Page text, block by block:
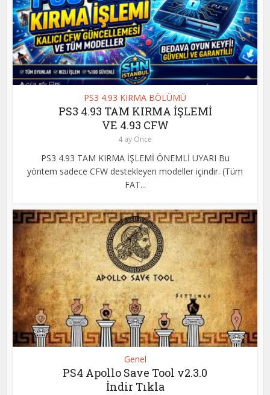
PS3 4.93 KIRMA BÖLÜMÜ
PS3 4.93 TAM KIRMA İŞLEMİ
VE 4.93 CFW
4 ay Önce
PS3 4.93 TAM KIRMA İŞLEMİ ÖNEMLİ UYARI Bu
yöntem sadece CFW destekleyen modeller içindir. (Tüm
FAT...
Genel
PS4 Apollo Save Tool v2.3.0
İndir Tıkla